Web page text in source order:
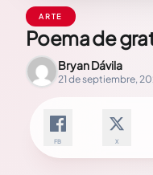
ARTE
Poema de
Bryan Dávila
21 de septiembre,
FB X